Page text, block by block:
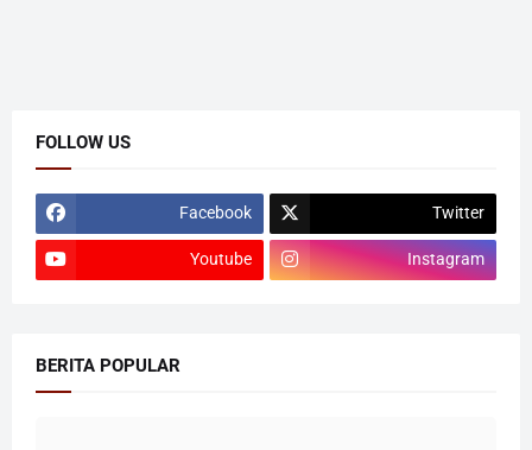
FOLLOW US
Facebook Twitter
Youtube Instagram
BERITA POPULAR